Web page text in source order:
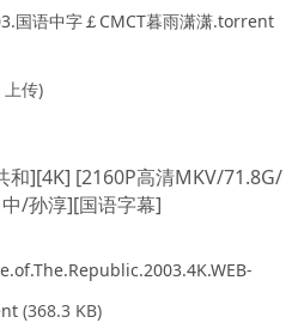
国语中字￡CMCT暮雨潇潇.torrent
传)
和][4K] [2160P高清MKV/71.8G/
/孙淳][国语字幕]
(368.3 KB)